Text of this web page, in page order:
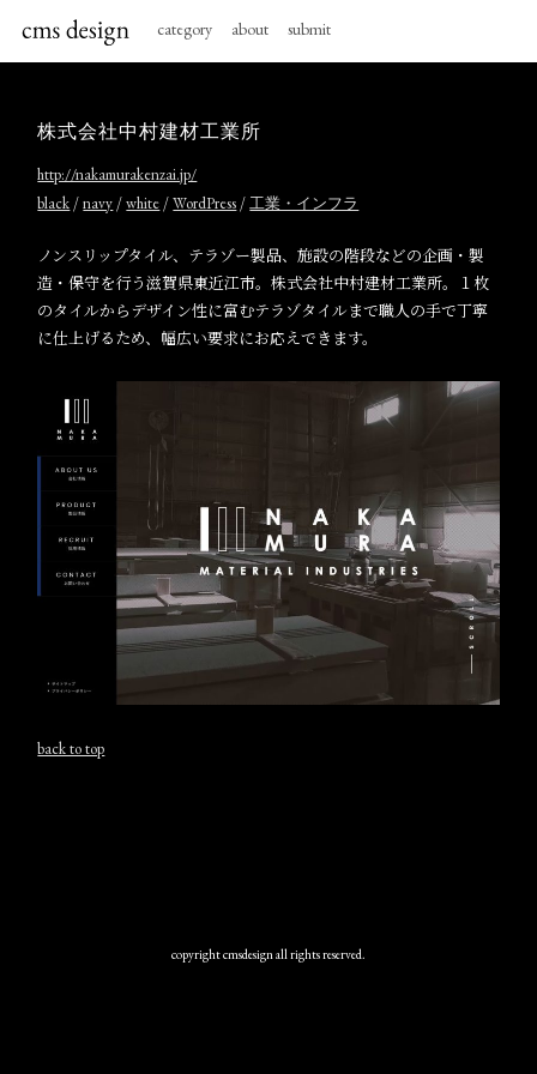
category about submit
株式会社中村建材工業所
http://nakamurakenzai.jp/
black /navy /white /WordPress /工業・インフラ
ノンスリップタイル、テラゾー製品、施設の階段などの企画・製
造・保守を行う滋賀県東近江市。株式会社中村建材工業所。１枚
のタイルからデザイン性に富むテラゾタイルまで職人の手で丁寧
に仕上げるため、幅広い要求にお応えできます。
back to top
copyright cmsdesign all rights reserved.